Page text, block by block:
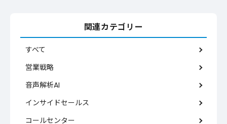
関連カテゴリー
すべて
営業戦略
音声解析AI
インサイドセールス
コールセンター